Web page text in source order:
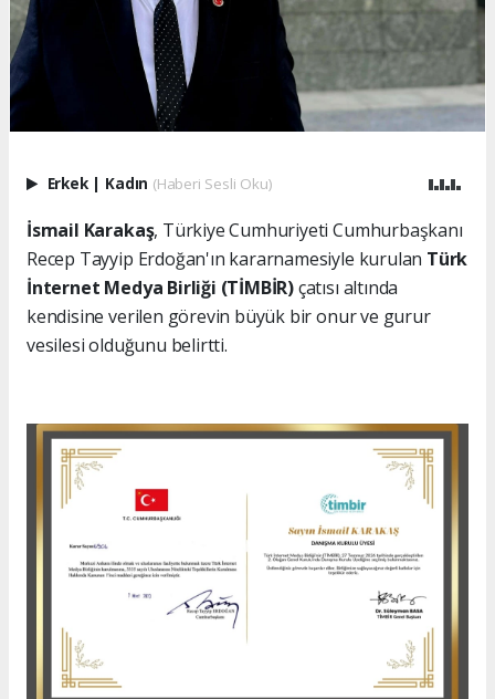
Erkek | Kadın (Haberi Sesli Oku)
İsmail Karakaş, Türkiye Cumhuriyeti Cumhurbaşkanı
Recep Tayyip Erdoğan'ın kararnamesiyle kurulan Türk
İnternet Medya Birliği (TİMBİR)çatısı altında
kendisine verilen görevin büyük bir onur ve gurur
vesilesi olduğunu belirtti.